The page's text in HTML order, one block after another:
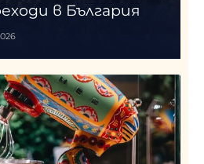
в България